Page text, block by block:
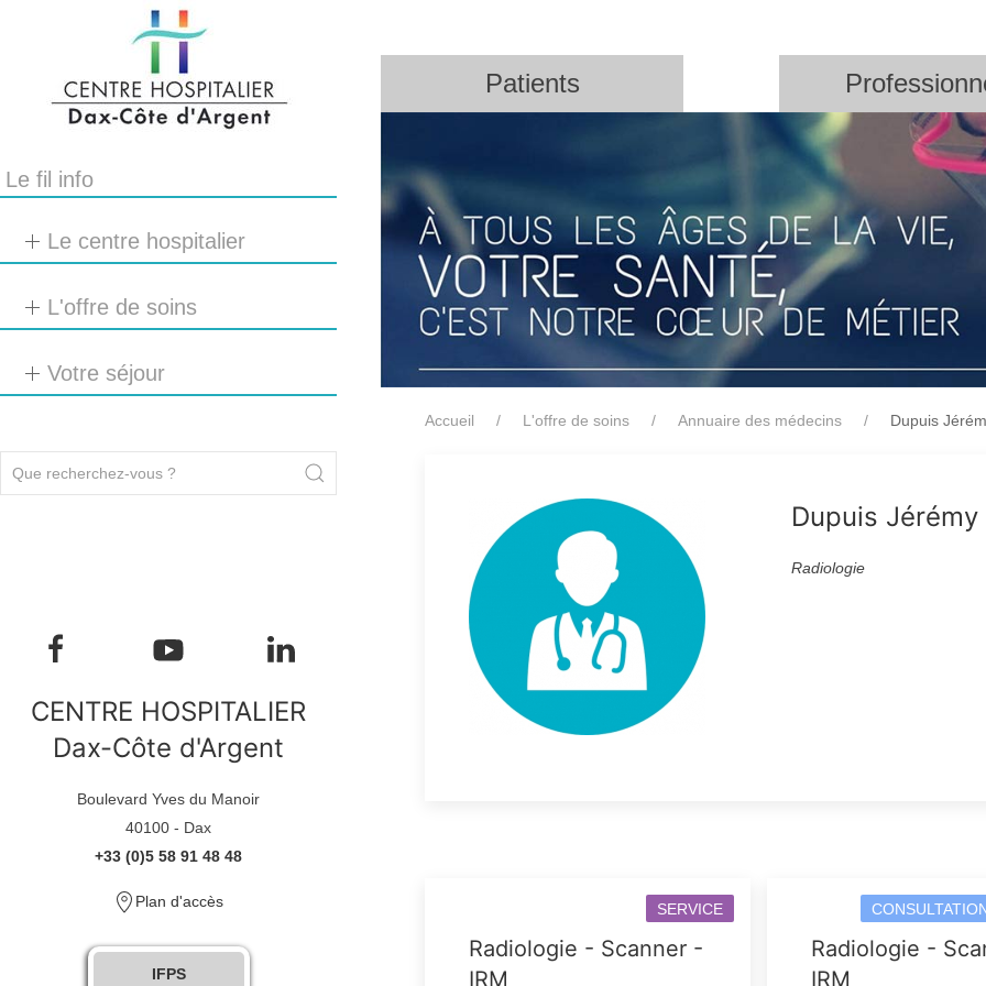
Le fil info
Le centre hospitalier
L'offre de soins
Votre séjour
CENTRE HOSPITALIER
Dax-Côte d'Argent
Boulevard Yves du Manoir
40100 - Dax
+33 (0)5 58 91 48 48
Plan d'accès
IFPS
Patients
Accueil L'offre de soins Annuaire des médecins Dupuis
Dupuis Jérémy
Radiologie
SERVICE
Radiologie - Scanner -
IRM
Radiologie -
IRM